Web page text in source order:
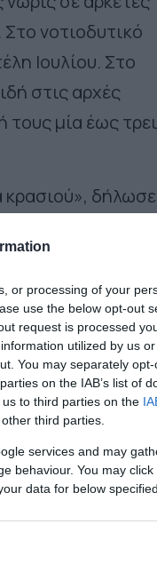
or processing of your
use the below opt-out
request is processed
utilized by us
You may separately
on the IAB’s list of
to third parties on the
third parties.
services and may
behaviour. You may
data for below
νοτιοδυτικό
Ιουλίου. Στο
στις αρχές
μία έως
κρασιού»,
ζέστη κάνει τα
περιοχές.
και
τα
ρίζες τους.
στη νότια
σταματούν να